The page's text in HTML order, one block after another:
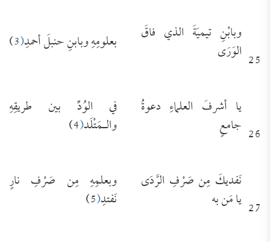
25
وبابْنِ تيميَةَ الذي فاقَ
الوَرَى بعلومِهِ وبابنِ حنبلَ أحمدِ(
3)
26
يا أشرفَ العلماءِ دعوةُ
جامعٍ
في الوُدِّ بين طريقِهِ
والـمَتْلَد(
4)
27
نَفديكَ مِن صَرْفِ الرَّدَى
يا مَن به
وبعلمِهِ مِن صَرْفِ نارٍ
نَفتدِ(
5)